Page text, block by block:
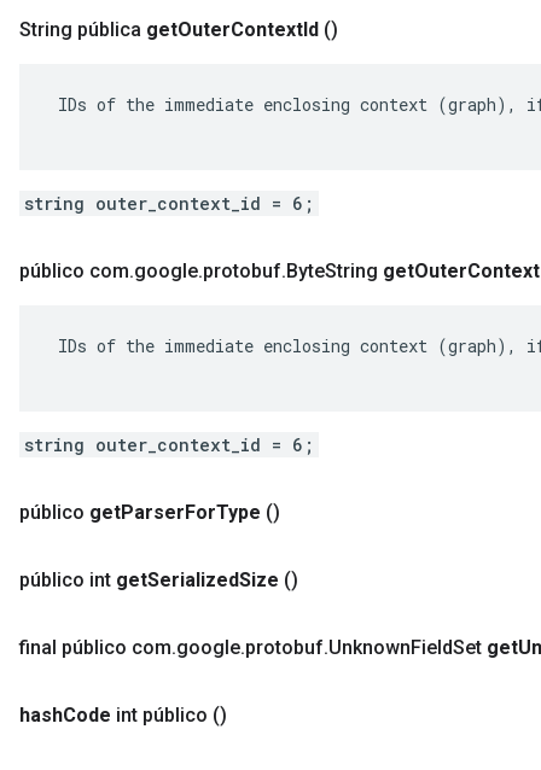
String pública getOuterContextId ()
IDs of the immediate enclosing context (graph),
string outer_context_id = 6;
público com.google.protobuf.ByteString getOuterContext
IDs of the immediate enclosing context (graph),
string outer_context_id = 6;
público getParserForType ()
público int getSerializedSize ()
final público com.google.protobuf.UnknownFieldSet get
hashCode int público ()